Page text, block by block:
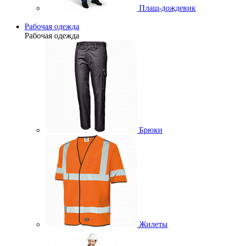
Плащ-дождевик
Рабочая одежда
Рабочая одежда
Брюки
Жилеты